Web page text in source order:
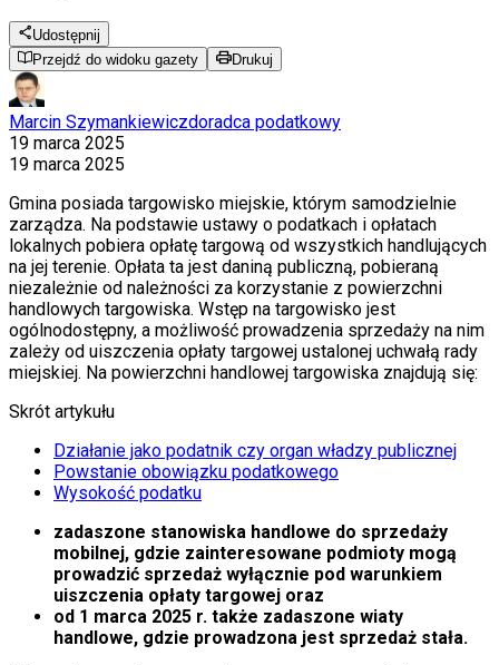
Udostępnij
Przejdź do widoku gazety
Drukuj
Marcin Szymankiewiczdoradca podatkowy
19 marca 2025
19 marca 2025
Gmina posiada targowisko miejskie, którym samodzielnie
zarządza. Na podstawie ustawy o podatkach i opłatach
lokalnych pobiera opłatę targową od wszystkich handlujących
na jej terenie. Opłata ta jest daniną publiczną, pobieraną
niezależnie od należności za korzystanie z powierzchni
handlowych targowiska. Wstęp na targowisko jest
ogólnodostępny, a możliwość prowadzenia sprzedaży na nim
zależy od uiszczenia opłaty targowej ustalonej uchwałą rady
miejskiej. Na powierzchni handlowej targowiska znajdują się:
Skrót artykułu
Działanie jako podatnik czy organ władzy publicznej
Powstanie obowiązku podatkowego
Wysokość podatku
zadaszone stanowiska handlowe do sprzedaży
mobilnej, gdzie zainteresowane podmioty mogą
prowadzić sprzedaż wyłącznie pod warunkiem
uiszczenia opłaty targowej oraz
od 1 marca 2025 r. także zadaszone wiaty
handlowe, gdzie prowadzona jest sprzedaż stała.